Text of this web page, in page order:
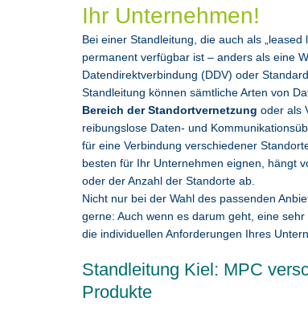
Ihr Unternehmen!
Bei einer Standleitung, die auch als
permanent verfügbar ist – anders als eine
Datendirektverbindung (DDV) oder
Standleitung können sämtliche Arten von
Bereich der Standortvernetzung oder als
reibungslose Daten- und
für eine Verbindung verschiedener
besten für Ihr Unternehmen eignen, hängt
oder der Anzahl der Standorte ab.
Nicht nur bei der Wahl des passenden
gerne: Auch wenn es darum geht, eine
die individuellen Anforderungen Ihres
Standleitung Kiel: MPC
Produkte